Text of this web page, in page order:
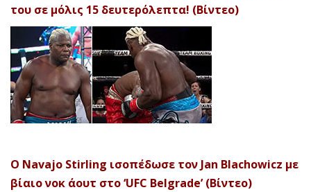
του σε μόλις 15 δευτερόλεπτα! (Βίντεο)
Ο Navajo Stirling ισοπέδωσε τον Jan Blachowicz με
βίαιο νοκ άουτ στο ‘UFC Belgrade’ (Βίντεο)